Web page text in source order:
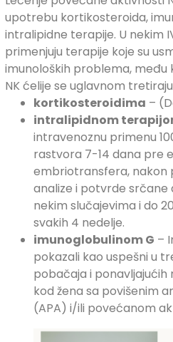
upotrebu kortikosteroida,
intralipidne terapije. U nekim
primenjuju terapije koje su
imunoloških problema, među
NK ćelije se uglavnom
kortikosteroidima –
intralipidnom
intravenoznu primenu
rastvora 7-14 dana pre
embriotransfera, nakon
analize i potvrde srčane
nekim slučajevima i do
svakih 4 nedelje.
imunoglobulinom G –
pokazali kao uspešni u
pobačaja i
kod žena sa povišenim
(APA) i/ili povećanom